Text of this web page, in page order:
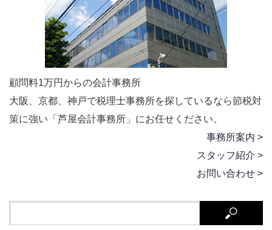
顧問料1万円からの会計事務所
大阪、京都、神戸で税理士事務所を探しているなら節税対
策に強い「芦屋会計事務所」にお任せください。
事務所案内 >
スタッフ紹介 >
お問い合わせ >